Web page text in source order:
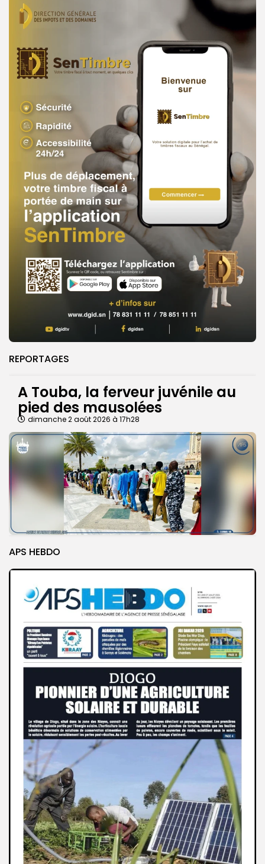
REPORTAGES
A Touba, la ferveur juvénile au
pied des mausolées
dimanche 2 août 2026 à 17h28
APS HEBDO